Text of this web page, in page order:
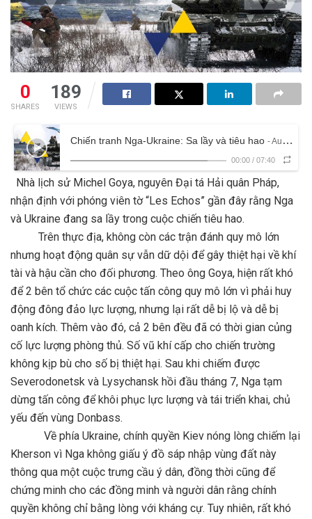
0
SHARES
189
VIEWS
Chiến tranh Nga-Ukraine: Sa lầy và tiêu hao - Audio
00:00 / 07:40
Nhà lịch sử Michel Goya, nguyên Đại tá Hải quân Pháp,
nhận định với phóng viên tờ “Les Echos” gần đây rằng Nga
và Ukraine đang sa lầy trong cuộc chiến tiêu hao.
Trên thực địa, không còn các trận đánh quy mô lớn
nhưng hoạt động quân sự vẫn dữ dội để gây thiệt hại về khí
tài và hậu cần cho đối phương. Theo ông Goya, hiện rất khó
để 2 bên tổ chức các cuộc tấn công quy mô lớn vì phải huy
động đông đảo lực lượng, nhưng lại rất dễ bị lộ và dễ bị
oanh kích. Thêm vào đó, cả 2 bên đều đã có thời gian củng
cố lực lượng phòng thủ. Số vũ khí cấp cho chiến trường
không kịp bù cho số bị thiệt hại. Sau khi chiếm được
Severodonetsk và Lysychansk hồi đầu tháng 7, Nga tạm
dừng tấn công để khôi phục lực lượng và tái triển khai, chủ
yếu đến vùng Donbass.
Về phía Ukraine, chính quyền Kiev nóng lòng chiếm lại
Kherson vì Nga không giấu ý đồ sáp nhập vùng đất này
thông qua một cuộc trưng cầu ý dân, đồng thời cũng để
chứng minh cho các đồng minh và người dân rằng chính
quyền không chỉ bằng lòng với kháng cự. Tuy nhiên, rất khó